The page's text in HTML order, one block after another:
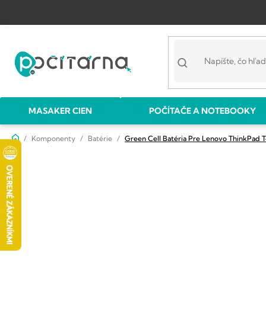
obsah
MASAKER CIEN POČÍTAČE A NOTEBOOKY
DomovKomponenty Batérie Green Cell Batéria Pre Lenovo ThinkPad